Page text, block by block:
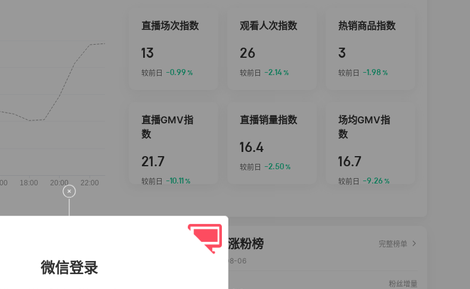
微信登录
直播场次指数
13
较前日 -0.99 %
观看人次指数
26
较前日 -2.14%
热销商品指数
3
较前日 -1.98 %
直播GMV指
数
21.7
较前日 -10.11 %
直播销量指数
16.4
较前日 -2.50%
场均GMV指
数
16.7
较前日 -9.26 %
达人涨粉榜
完整榜单
2026-08-06
粉丝增量